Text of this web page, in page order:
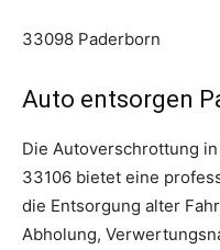
33098 Paderborn
Auto entsorgen
Die Autoverschrottung
33106 bietet eine
die Entsorgung alter
Abholung,